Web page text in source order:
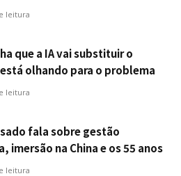
cobertura e prevenção
leitura
que a IA vai substituir o
olhando para o problema
leitura
fala sobre gestão
imersão na China e os 55 anos
leitura